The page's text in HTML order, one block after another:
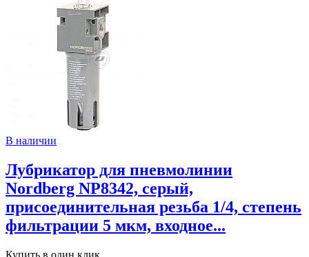
В наличии
Лубрикатор для пневмолинии
Nordberg NP8342, серый,
присоединительная резьба 1/4, степень
фильтрации 5 мкм, входное...
Купить в один клик